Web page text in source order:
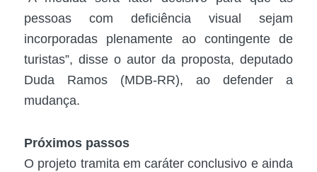
pessoas com deficiência visual sejam
incorporadas plenamente ao contingente de
turistas”, disse o autor da proposta, deputado
Duda Ramos (MDB-RR), ao defender a
mudança.
Próximos passos
O projeto tramita emcaráter conclusivo e ainda